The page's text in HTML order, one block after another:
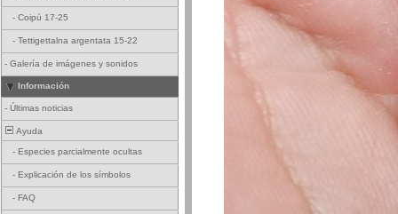
- Coipú 17-25
- Tettigettalna argentata 15-22
- Galería de imágenes y sonidos
Información
- Últimas noticias
Ayuda
- Especies parcialmente ocultas
- Explicación de los símbolos
- FAQ